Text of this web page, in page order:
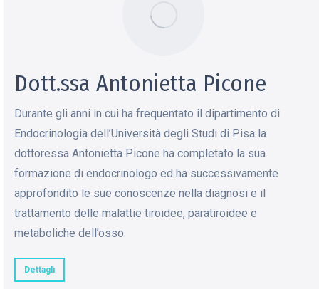
Dott.ssa Antonietta Picone
Durante gli anni in cui ha frequentato il dipartimento di
Endocrinologia dell’Università degli Studi di Pisa la
dottoressa Antonietta Picone ha completato la sua
formazione di endocrinologo ed ha successivamente
approfondito le sue conoscenze nella diagnosi e il
trattamento delle malattie tiroidee, paratiroidee e
metaboliche dell’osso.
Dettagli